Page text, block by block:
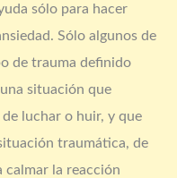
sólo para hacer
Sólo algunos de
de trauma definido
situación que
luchar o huir, y que
traumática, de
la reacción